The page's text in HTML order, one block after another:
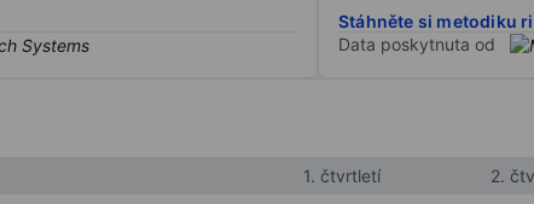
Stáhněte si metodiku
Data poskytnuta od
1. čtvrtletí 2.